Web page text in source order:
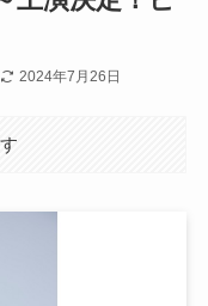
2024年7月26日